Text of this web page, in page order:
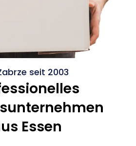
seit 2003
Essen